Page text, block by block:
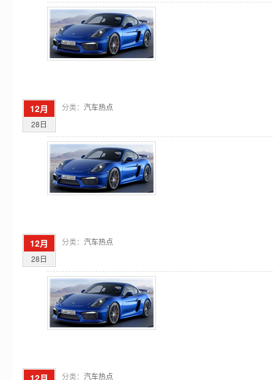
12月
28日
分类： 汽车热点
12月
28日
分类： 汽车热点
分类： 汽车热点